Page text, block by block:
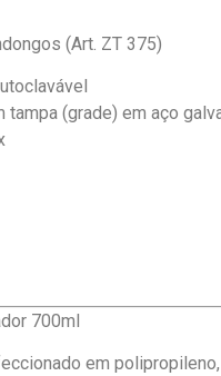
(Art. ZT 375)
tampa (grade) em aço
700ml
em